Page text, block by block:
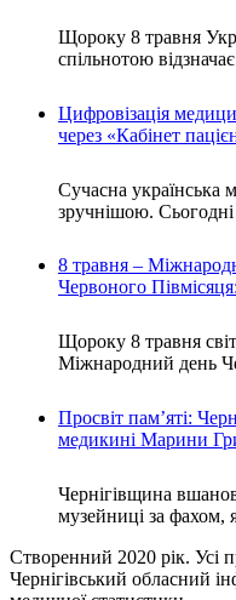
Щороку 8 травня
спільнотою
Цифровізація
через «Кабінет
Сучасна українська
зручнішою.
8 травня –
Червоного
Щороку 8 травня
Міжнародний день
Просвіт пам’яті:
медикині Марини
Чернігівщина
музейниці за фахом,
Створенний 2020 рік. Усі
Чернігівський обласний